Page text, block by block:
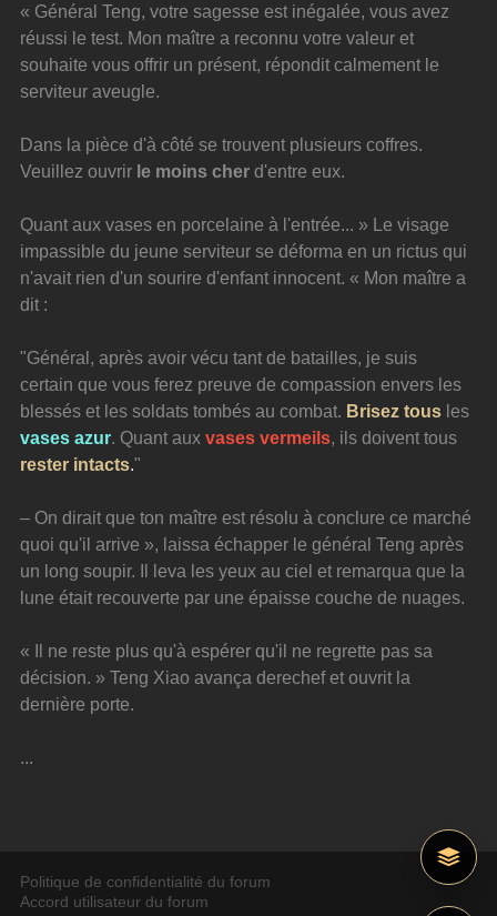
« Général Teng, votre sagesse est inégalée, vous avez
réussi le test. Mon maître a reconnu votre valeur et
souhaite vous offrir un présent, répondit calmement le
serviteur aveugle.
Dans la pièce d'à côté se trouvent plusieurs coffres.
Veuillez ouvrir le moins cher d'entre eux.
Quant aux vases en porcelaine à l'entrée... » Le visage
impassible du jeune serviteur se déforma en un rictus qui
n'avait rien d'un sourire d'enfant innocent. « Mon maître a
dit :
"Général, après avoir vécu tant de batailles, je suis
certain que vous ferez preuve de compassion envers les
blessés et les soldats tombés au combat. Brisez tous les
vases azur. Quant aux vases vermeils, ils doivent tous
rester intacts."
– On dirait que ton maître est résolu à conclure ce marché
quoi qu'il arrive », laissa échapper le général Teng après
un long soupir. Il leva les yeux au ciel et remarqua que la
lune était recouverte par une épaisse couche de nuages.
« Il ne reste plus qu'à espérer qu'il ne regrette pas sa
décision. » Teng Xiao avança derechef et ouvrit la
dernière porte.
...
Politique de confidentialité du forum
Accord utilisateur du forum